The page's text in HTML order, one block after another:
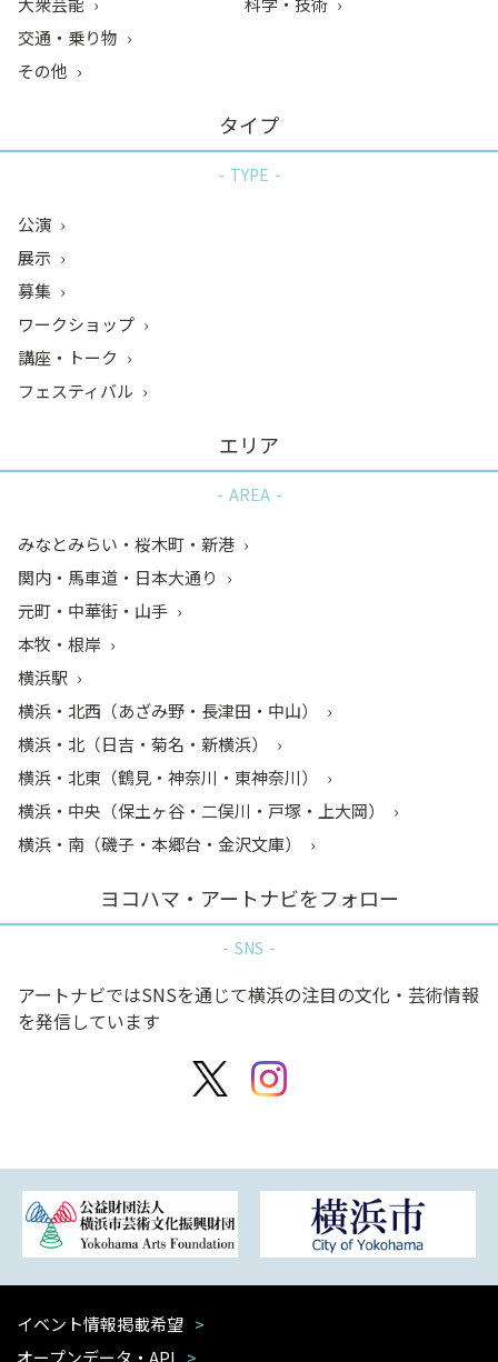
交通・乗り物
その他
タイプ
TYPE
公演
展示
募集
ワークショップ
講座・トーク
フェスティバル
エリア
AREA
みなとみらい・桜木町・新港
関内・馬車道・日本大通り
元町・中華街・山手
本牧・根岸
横浜駅
横浜・北西（あざみ野・長津田・中山）
横浜・北（日吉・菊名・新横浜）
横浜・北東（鶴見・神奈川・東神奈川）
横浜・中央（保土ヶ谷・二俣川・戸塚・上大岡）
横浜・南（磯子・本郷台・金沢文庫）
ヨコハマ・アートナビをフォロー
SNS
アートナビではSNSを通じて横浜の注目の文化・芸術情報
を発信しています
イベント情報掲載希望
オープンデータ・API